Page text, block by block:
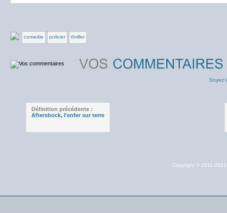
comedie policier thriller
Soyez
Définition précédente :
Aftershock, l'enfer sur terre
Copyright © 2011-